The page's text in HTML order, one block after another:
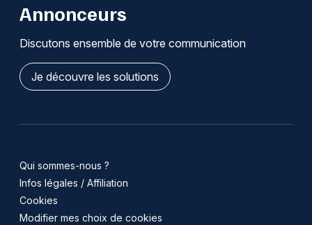
Annonceurs
Discutons ensemble de votre communication
Je découvre les solutions
Qui sommes-nous ?
Infos légales / Affiliation
Cookies
Modifier mes choix de cookies